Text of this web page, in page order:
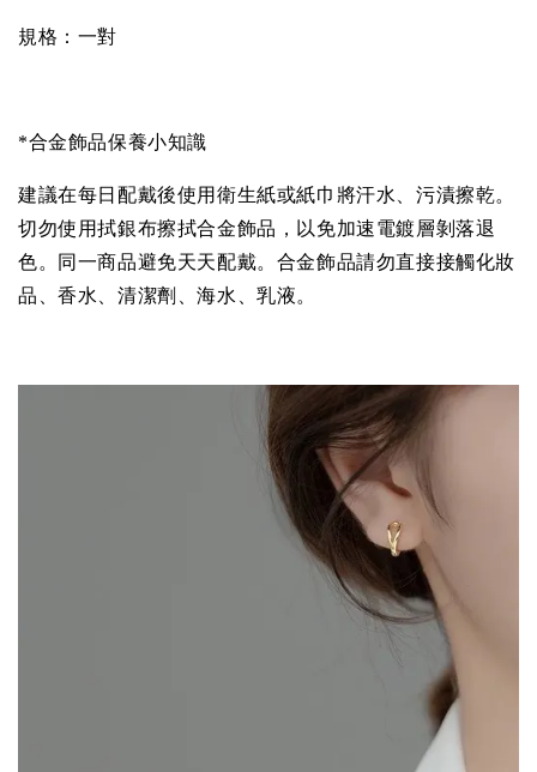
規格：一對
*合金飾品保養小知識
建議在每日配戴後使用衛生紙或紙巾將汗水、污漬擦乾。
切勿使用拭銀布擦拭合金飾品，以免加速電鍍層剝落退
色。同一商品避免天天配戴。合金飾品請勿直接接觸化妝
品、香水、清潔劑、海水、乳液。